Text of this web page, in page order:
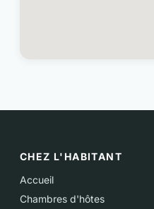
CHEZ L'HABITANT
Accueil
Chambres d'hôtes